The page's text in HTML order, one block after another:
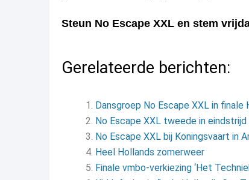
Steun No Escape XXL en stem
Gerelateerde berichten:
Dansgroep No Escape XXL in finale
No Escape XXL tweede in eindstrijd
No Escape XXL bij Koningsvaart in
Heel Hollands zomerweer
Finale vmbo-verkiezing ‘Het